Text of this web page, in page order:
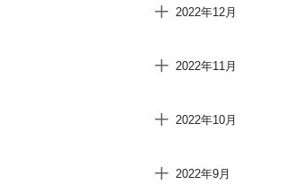
2022年12月
2022年11月
2022年10月
2022年9月